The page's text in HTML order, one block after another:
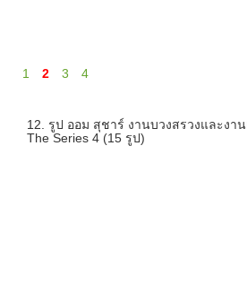
1 2 3 4
12. รูป ออม สุชาร์ งานบวงสรวงและงา
The Series 4 (15 รูป)